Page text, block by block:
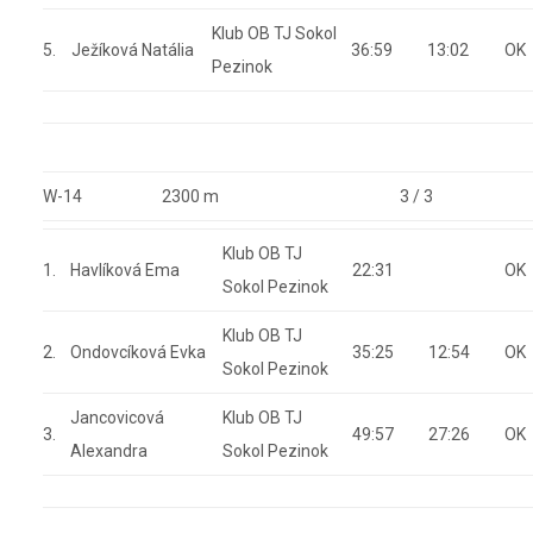
5. Ježíková Natália
Klub OB TJ Sokol
Pezinok
36:59 13:02 OK
W-14 2300 m 3 / 3
1. Havlíková Ema
Klub OB TJ
Sokol Pezinok
22:31 OK
2. Ondovcíková Evka
Klub OB TJ
Sokol Pezinok
35:25 12:54 OK
3.
Jancovicová
Alexandra
Klub OB TJ
Sokol Pezinok
49:57 27:26 OK